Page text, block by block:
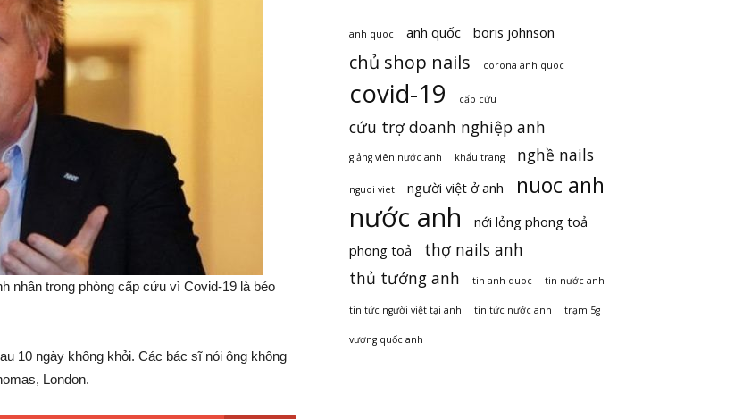
nhân trong phòng cấp cứu vì Covid-19 là béo
10 ngày không khỏi. Các bác sĩ nói ông không
London.
anh quoc anh quốc boris johnson
chủ shop nails corona anh quoc
covid-19 cấp cứu
cứu trợ doanh nghiệp anh
giảng viên nước anh khẩu trang nghề nails
nguoi viet người việt ở anh nuoc anh
nước anh
nới lỏng phong toả
phong toả
thợ nails anh
thủ tướng anh
tin anh quoc tin nước anh
tin tức người việt tại anh tin tức nước anh trạm 5g
vương quốc anh